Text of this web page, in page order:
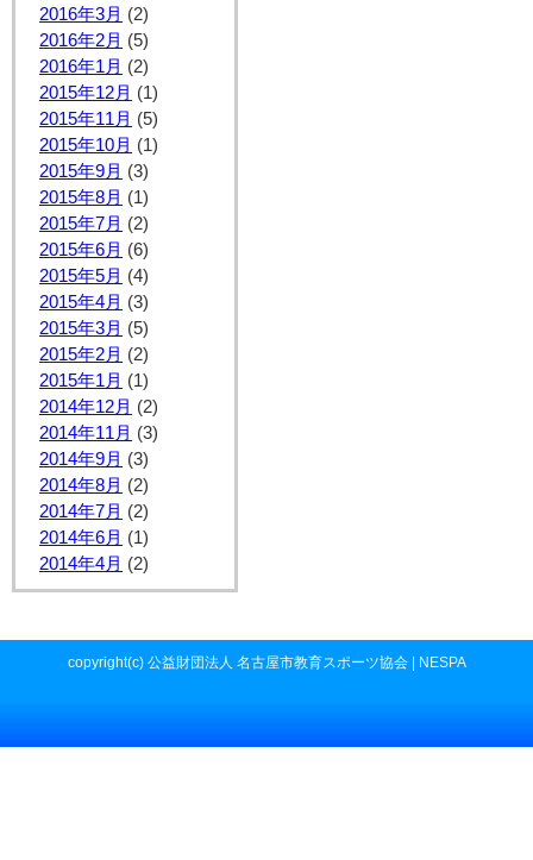
2016年3月 (2)
2016年2月 (5)
2016年1月 (2)
2015年12月 (1)
2015年11月 (5)
2015年10月 (1)
2015年9月 (3)
2015年8月 (1)
2015年7月 (2)
2015年6月 (6)
2015年5月 (4)
2015年4月 (3)
2015年3月 (5)
2015年2月 (2)
2015年1月 (1)
2014年12月 (2)
2014年11月 (3)
2014年9月 (3)
2014年8月 (2)
2014年7月 (2)
2014年6月 (1)
2014年4月 (2)
copyright(c) 公益財団法人 名古屋市教育スポーツ協会 | NESPA